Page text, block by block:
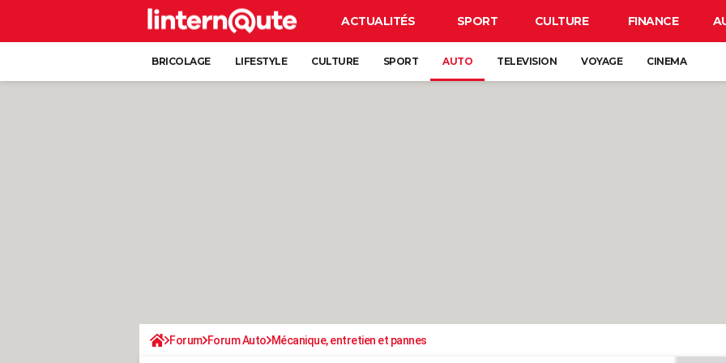
ACTUALITÉS SPORT CULTURE FINANCE
BRICOLAGE LIFESTYLE CULTURE SPORT AUTO TELEVISION VOYAGE CINEMA
Forum Forum Auto Mécanique, entretien et pannes